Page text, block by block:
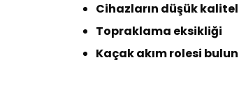
Cihazların düşük
Topraklama eksikliği
Kaçak akım rolesi